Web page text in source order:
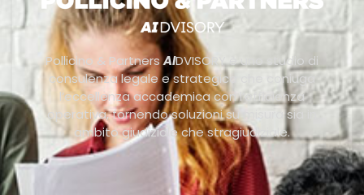
Pollicino & PartnersAIDVISORY è uno studio di
consulenza legale e strategica che coniuga
l’eccellenza accademica con l’efficienza
operativa, fornendo soluzioni su misura sia in
ambito giudiziale che stragiudiziale.